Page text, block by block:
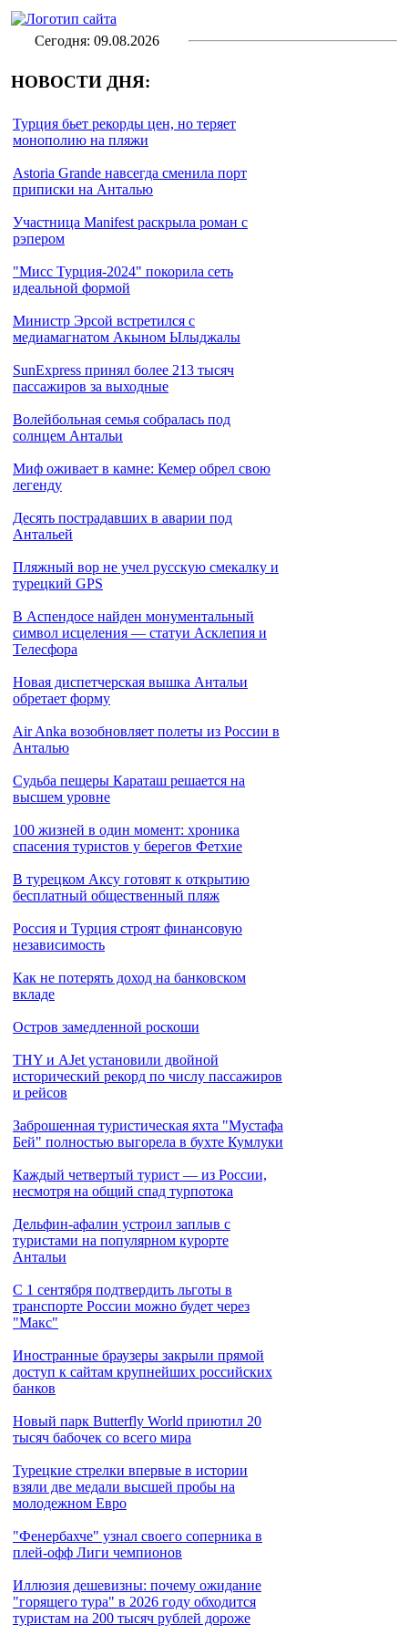
Сегодня: 09.08.2026
НОВОСТИ ДНЯ:
Турция бьет рекорды цен, но теряет
монополию на пляжи
Astoria Grande навсегда сменила порт
приписки на Анталью
Участница Manifest раскрыла роман с
рэпером
"Мисс Турция-2024" покорила сеть
идеальной формой
Министр Эрсой встретился с
медиамагнатом Акыном Ылыджалы
SunExpress принял более 213 тысяч
пассажиров за выходные
Волейбольная семья собралась под
солнцем Антальи
Миф оживает в камне: Кемер обрел свою
легенду
Десять пострадавших в аварии под
Антальей
Пляжный вор не учел русскую смекалку и
турецкий GPS
В Аспендосе найден монументальный
символ исцеления — статуи Асклепия и
Телесфора
Новая диспетчерская вышка Антальи
обретает форму
Air Anka возобновляет полеты из России в
Анталью
Cудьба пещеры Караташ решается на
высшем уровне
100 жизней в один момент: хроника
спасения туристов у берегов Фетхие
В турецком Аксу готовят к открытию
бесплатный общественный пляж
Россия и Турция строят финансовую
независимость
Как не потерять доход на банковском
вкладе
Остров замедленной роскоши
THY и AJet установили двойной
исторический рекорд по числу пассажиров
и рейсов
Заброшенная туристическая яхта "Мустафа
Бей" полностью выгорела в бухте Кумлуки
Каждый четвертый турист — из России,
несмотря на общий спад турпотока
Дельфин-афалин устроил заплыв с
туристами на популярном курорте
Антальи
С 1 сентября подтвердить льготы в
транспорте России можно будет через
"Макс"
Иностранные браузеры закрыли прямой
доступ к сайтам крупнейших российских
банков
Новый парк Butterfly World приютил 20
тысяч бабочек со всего мира
Турецкие стрелки впервые в истории
взяли две медали высшей пробы на
молодежном Евро
"Фенербахче" узнал своего соперника в
плей-офф Лиги чемпионов
Иллюзия дешевизны: почему ожидание
"горящего тура" в 2026 году обходится
туристам на 200 тысяч рублей дороже